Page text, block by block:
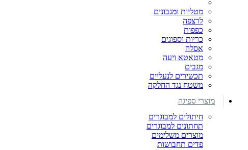
מטליות ומגבונים
לרצפה
כפפות
כריות וספוגים
אסלה
מטאטא ויעה
מגבים
תכשירים לנעליים
משטח נגד החלקה
מוצרי ספיגה
חיתולים למבוגרים
תחתונים למבוגרים
מוצרים משלימים
פדים תחבושות